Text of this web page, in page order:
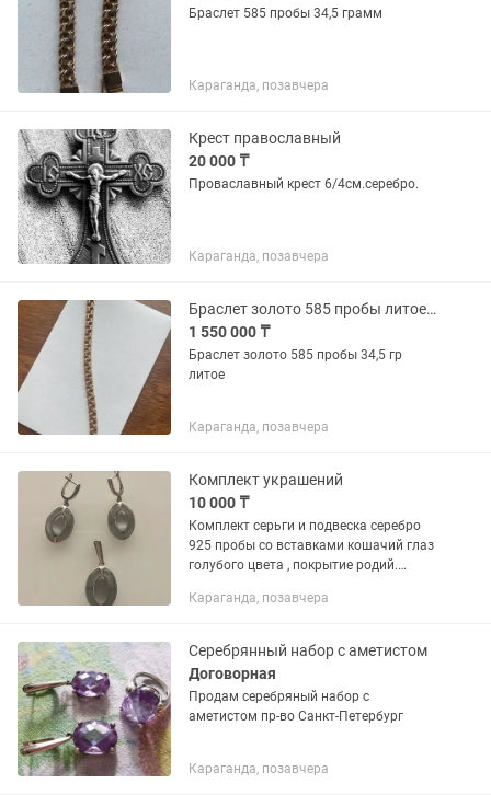
Браслет 585 пробы 34,5 грамм
Караганда, позавчера
Крест православный
20 000 ₸
Проваславный крест 6/4см.серебро.
Караганда, позавчера
Браслет золото 585 пробы литое 34,5 гр
1 550 000 ₸
Браслет золото 585 пробы 34,5 гр
литое
Караганда, позавчера
Комплект украшений
10 000 ₸
Комплект серьги и подвеска серебро
925 пробы со вставками кошачий глаз
голубого цвета , покрытие родий.
Караганда, позавчера
Серебрянный набор с аметистом
Договорная
Продам серебряный набор с
аметистом пр-во Санкт-Петербург
Караганда, позавчера